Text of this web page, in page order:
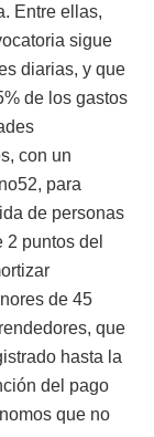
Entre ellas,
sigue
diarias, y que
de los gastos
con un
para
de personas
puntos del
de 45
que
hasta la
del pago
que no